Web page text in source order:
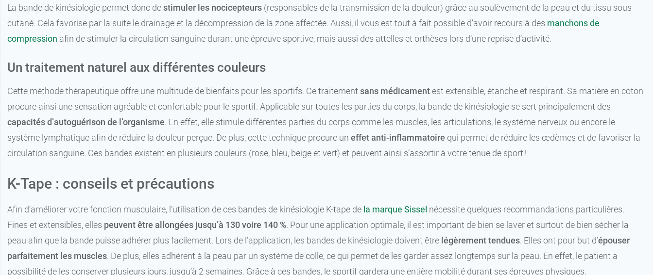
La bande de kinésiologie permet donc destimuler les nocicepteurs (responsables de la transmission de la douleur) grâce au soulèvement de la peau et du tissu sous-
cutané. Cela favorise par la suite le drainage et la décompression de la zone affectée. Aussi, il vous est tout à fait possible d’avoir recours à des manchons de
compression afin de stimuler la circulation sanguine durant une épreuve sportive, mais aussi des attelles et orthèses lors d’une reprise d’activité.
Un traitement naturel aux différentes couleurs
Cette méthode thérapeutique offre une multitude de bienfaits pour les sportifs. Ce traitement sans médicamentest extensible, étanche et respirant. Sa matière en coton
procure ainsi une sensation agréable et confortable pour le sportif. Applicable sur toutes les parties du corps, la bande de kinésiologie se sert principalement des
capacités d’autoguérison de l’organisme. En effet, elle stimule différentes parties du corps comme les muscles, les articulations, le système nerveux ou encore le
système lymphatique afin de réduire la douleur perçue. De plus, cette technique procure un effet anti-inflammatoire qui permet de réduire les œdèmes et de favoriser la
circulation sanguine. Ces bandes existent en plusieurs couleurs (rose, bleu, beige et vert) et peuvent ainsi s’assortir à votre tenue de sport !
K-Tape : conseils et précautions
Afin d’améliorer votre fonction musculaire, l’utilisation de ces bandes de kinésiologie K-tape de la marque Sissel nécessite quelques recommandations particulières.
Fines et extensibles, elles peuvent être allongées jusqu’à 130 voire 140 %. Pour une application optimale, il est important de bien se laver et surtout de bien sécher la
peau afin que la bande puisse adhérer plus facilement. Lors de l’application, les bandes de kinésiologie doivent être légèrement tendues. Elles ont pour but d’épouser
parfaitement les muscles. De plus, elles adhèrent à la peau par un système de colle, ce qui permet de les garder assez longtemps sur la peau. En effet, le patient a
possibilité de les conserver plusieurs jours, jusqu’à 2 semaines. Grâce à ces bandes, le sportif gardera une entière mobilité durant ses épreuves physiques.